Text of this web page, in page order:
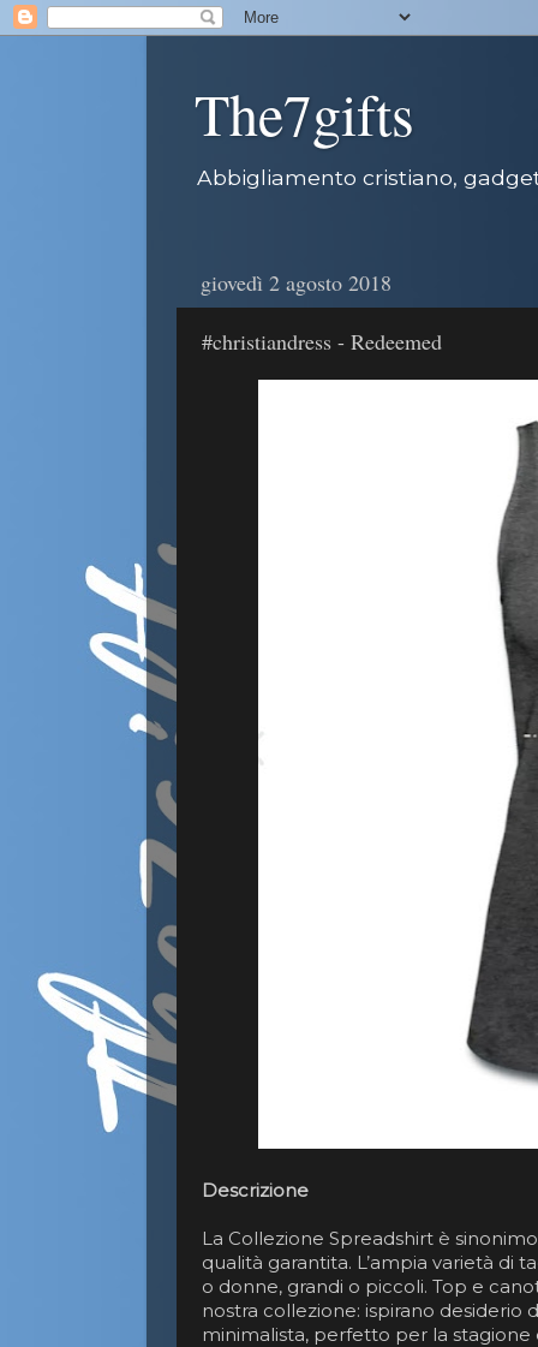
The7gifts
Abbigliamento cristiano,
giovedì 2 agosto 2018
#christiandress - Redeemed
Descrizione
La Collezione Spreadshirt è
qualità garantita. L’ampia varietà di
o donne, grandi o piccoli. Top e
nostra collezione: ispirano
minimalista, perfetto per la stagione